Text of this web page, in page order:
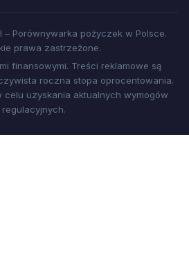
Porównywarka pożyczek w Polsce.
prawa zastrzeżone.
finansowymi. Treści reklamowe są
roczna stopa oprocentowania.
celu uzyskania aktualnych wymogów
regulacyjnych.